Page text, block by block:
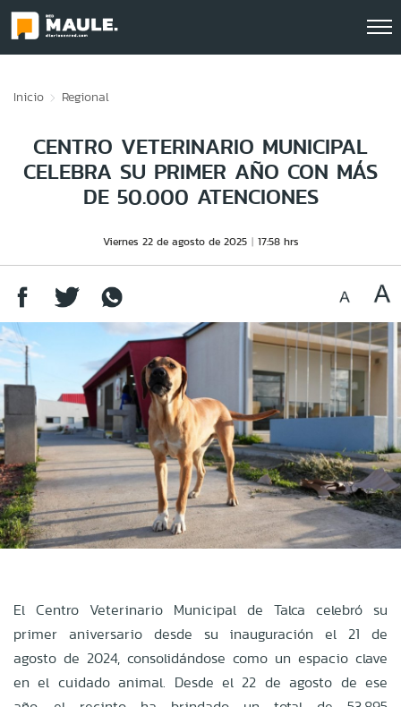
Inicio Regional
CENTRO VETERINARIO MUNICIPAL
CELEBRA SU PRIMER AÑO CON MÁS
DE 50.000 ATENCIONES
Viernes 22 de agosto de 2025 17:58 hrs
El Centro Veterinario Municipal de Talca celebró su
primer aniversario desde su inauguración el 21 de
agosto de 2024, consolidándose como un espacio clave
en el cuidado animal. Desde el 22 de agosto de ese